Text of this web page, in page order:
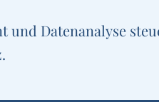
und Datenanalyse